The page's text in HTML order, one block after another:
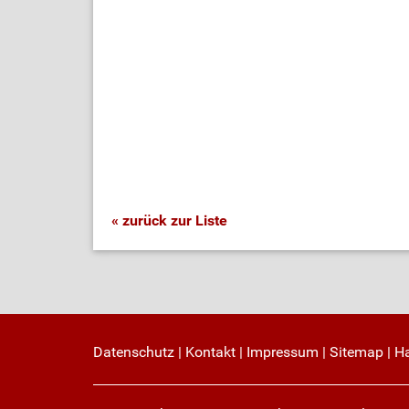
« zurück zur Liste
Datenschutz | Kontakt | Impressum | Sitemap |